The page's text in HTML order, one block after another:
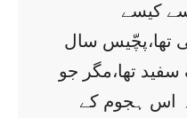
تھا،پچّیس سال
تھا،مگر جو
اس ہجوم کے